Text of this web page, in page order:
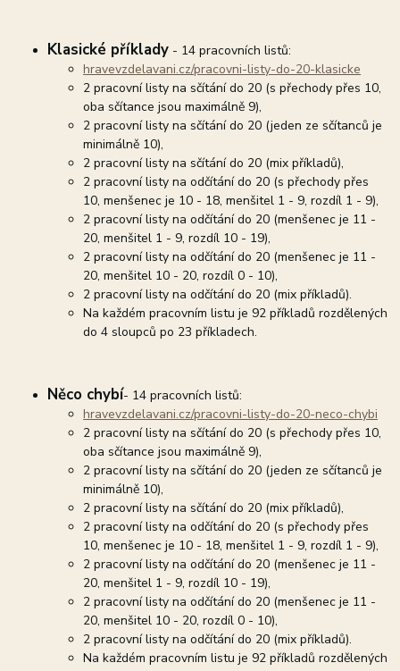
Klasické příklady - 14 pracovních listů:
hravevzdelavani.cz/pracovni-listy-do-20-klasicke
2 pracovní listy na sčítání do 20 (s přechody přes 10,
oba sčítance jsou maximálně 9),
2 pracovní listy na sčítání do 20 (jeden ze sčítanců je
minimálně 10),
2 pracovní listy na sčítání do 20 (mix příkladů),
2 pracovní listy na odčítání do 20 (s přechody přes
10, menšenec je 10 - 18, menšitel 1 - 9, rozdíl 1 - 9),
2 pracovní listy na odčítání do 20 (menšenec je 11 -
20, menšitel 1 - 9, rozdíl 10 - 19),
2 pracovní listy na odčítání do 20 (menšenec je 11 -
20, menšitel 10 - 20, rozdíl 0 - 10),
2 pracovní listy na odčítání do 20 (mix příkladů).
Na každém pracovním listu je 92 příkladů rozdělených
do 4 sloupců po 23 příkladech.
Něco chybí- 14 pracovních listů:
hravevzdelavani.cz/pracovni-listy-do-20-neco-chybi
2 pracovní listy na sčítání do 20 (s přechody přes 10,
oba sčítance jsou maximálně 9),
2 pracovní listy na sčítání do 20 (jeden ze sčítanců je
minimálně 10),
2 pracovní listy na sčítání do 20 (mix příkladů),
2 pracovní listy na odčítání do 20 (s přechody přes
10, menšenec je 10 - 18, menšitel 1 - 9, rozdíl 1 - 9),
2 pracovní listy na odčítání do 20 (menšenec je 11 -
20, menšitel 1 - 9, rozdíl 10 - 19),
2 pracovní listy na odčítání do 20 (menšenec je 11 -
20, menšitel 10 - 20, rozdíl 0 - 10),
2 pracovní listy na odčítání do 20 (mix příkladů).
Na každém pracovním listu je 92 příkladů rozdělených